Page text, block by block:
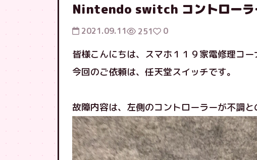
Nintendo switch コントローラ
2021.09.11 251 0
皆様こんにちは、スマホ１１９家電修理コー
今回のご依頼は、任天堂スイッチです。
故障内容は、左側のコントローラーが不調と